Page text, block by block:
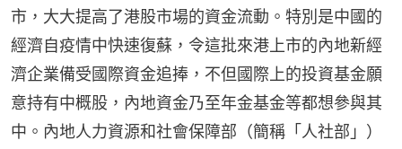
市，大大提高了港股市場的資金流動。特別是中國的
經濟自疫情中快速復蘇，令這批來港上市的內地新經
濟企業備受國際資金追捧，不但國際上的投資基金願
意持有中概股，內地資金乃至年金基金等都想參與其
中。內地人力資源和社會保障部（簡稱「人社部」）